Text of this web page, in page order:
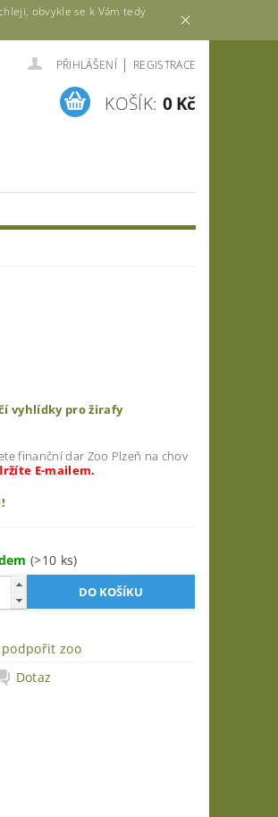
obvykle se k Vám tedy
PŘIHLÁŠENÍ | REGISTRACE
KOŠÍK: 0 Kč
vyhlídky pro žirafy
finanční dar Zoo Plzeň na chov
E-mailem.
(>10 ks)
podpořit zoo
Dotaz